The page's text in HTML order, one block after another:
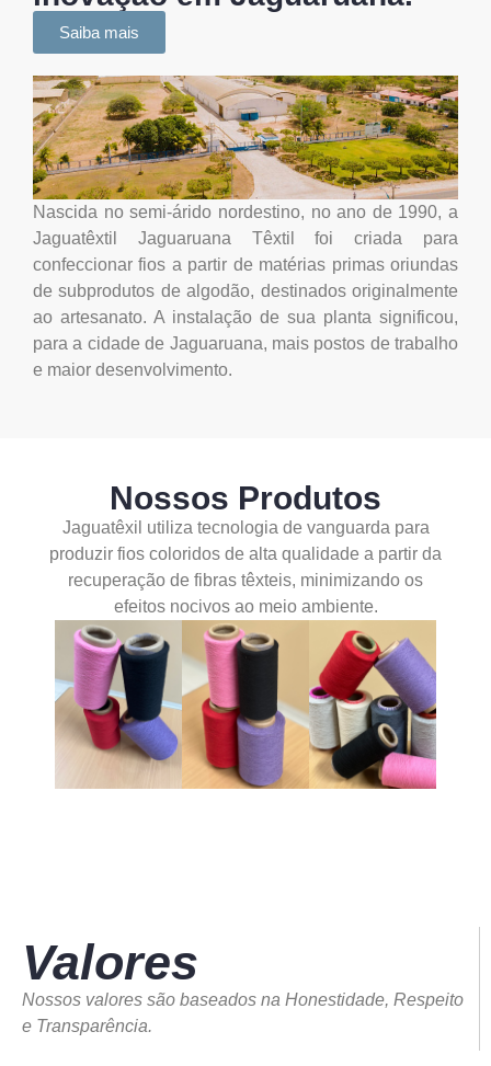
Saiba mais
Nascida no semi-árido nordestino, no ano de 1990, a
Jaguatêxtil Jaguaruana Têxtil foi criada para
confeccionar fios a partir de matérias primas oriundas
de subprodutos de algodão, destinados originalmente
ao artesanato. A instalação de sua planta significou,
para a cidade de Jaguaruana, mais postos de trabalho
e maior desenvolvimento.
Nossos Produtos
Jaguatêxil utiliza tecnologia de vanguarda para
produzir fios coloridos de alta qualidade a partir da
recuperação de fibras têxteis, minimizando os
efeitos nocivos ao meio ambiente.
Valores
Nossos valores são baseados na Honestidade, Respeito
e Transparência.